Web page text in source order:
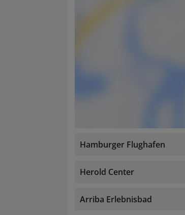
Hamburger Flughafen
Herold Center
Arriba Erlebnisbad